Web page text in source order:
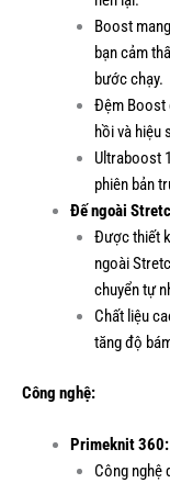
Boost
bạn cảm
bước chạy.
Đệm Boost
hồi và hiệu
Ultraboost
phiên bản
Đế ngoài
Được thiết
ngoài
chuyển tự
Chất liệu
tăng độ
Công nghệ:
Primeknit 360:
Công nghệ